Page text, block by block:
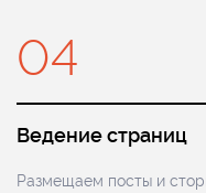
04
Ведение страниц
Размещаем посты и